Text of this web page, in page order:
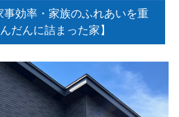
事効率・家族のふれあいを重
だんに詰まった家】